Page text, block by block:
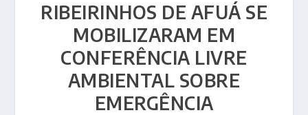
RIBEIRINHOS DE AFUÁ SE
MOBILIZARAM EM
CONFERÊNCIA LIVRE
AMBIENTAL SOBRE
EMERGÊNCIA